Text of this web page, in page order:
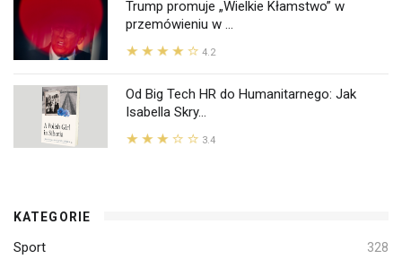
Trump promuje „Wielkie Kłamstwo” w
przemówieniu w ...
4.2
Od Big Tech HR do Humanitarnego: Jak
Isabella Skry...
3.4
KATEGORIE
Sport 328